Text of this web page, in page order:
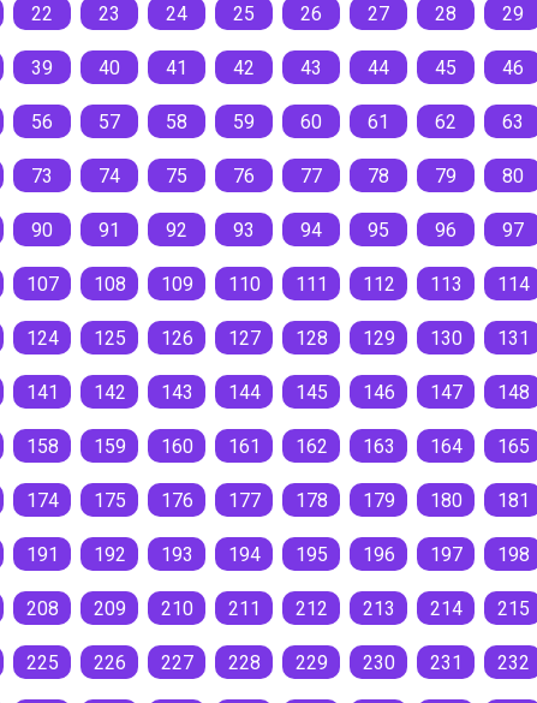
22 23 24 25 26 27 28 29
39 40 41 42 43 44 45 46
56 57 58 59 60 61 62 63
73 74 75 76 77 78 79 80
90 91 92 93 94 95 96 97
107 108 109 110 111 112 113 114
124 125 126 127 128 129 130 131
141 142 143 144 145 146 147 148
158 159 160 161 162 163 164 165
174 175 176 177 178 179 180 181
191 192 193 194 195 196 197 198
208 209 210 211 212 213 214 215
225 226 227 228 229 230 231 232